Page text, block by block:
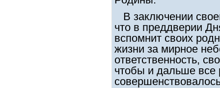
В заключении
что в преддверии
вспомнит своих
жизни за мирное
ответственность,
чтобы и дальше все